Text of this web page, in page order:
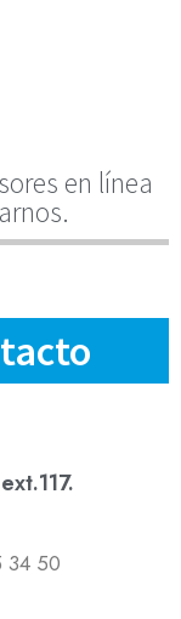
en línea
34 50